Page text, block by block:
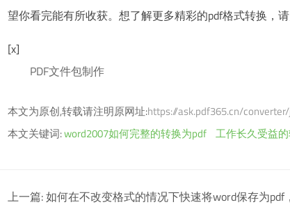
望你看完能有所收获。想了解更多精彩的pdf格式转换，
[x]
PDF文件包制作
本文为原创,转载请注明原网址:https://ask.pdf365.cn/
本文关键词:word2007如何完整的转换为pdf 工作长久受益
上一篇:如何在不改变格式的情况下快速将word保存为pdf